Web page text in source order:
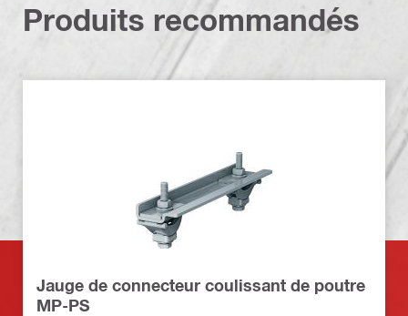
Produits recommandés
Jauge de connecteur coulissant de poutre
MP-PS